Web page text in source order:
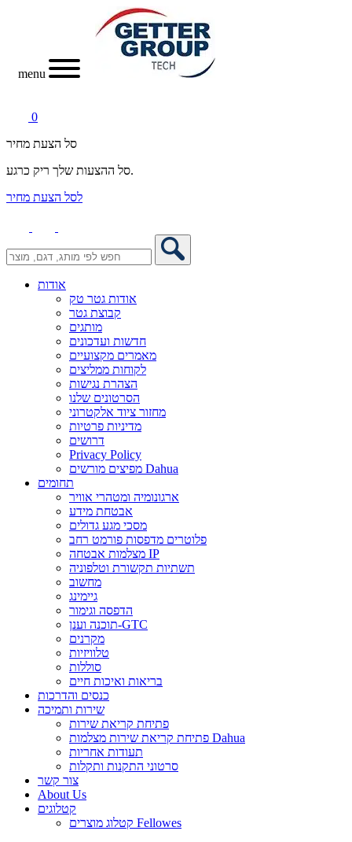
menu
0
סל הצעת מחיר
סל ההצעות שלך ריק כרגע.
לסל הצעת מחיר
אודות
אודות גטר טק
קבוצת גטר
מותגים
חדשות ועדכונים
מאמרים מקצועיים
לקוחות ממליצים
הצהרת נגישות
הסרטונים שלנו
מחזור ציוד אלקטרוני
מדיניות פרטיות
דרושים
Privacy Policy
מפיצים מורשים Dahua
תחומים
ארגונומיה ומטהרי אוויר
אבטחת מידע
מסכי מגע גדולים
פלוטרים מדפסות פורמט רחב
מצלמות אבטחה IP
תשתיות תקשורת וטלפוניה
מחשוב
גיימינג
הדפסה וגימור
תוכנה וענן-GTC
מקרנים
טלוויזיות
סוללות
בריאות ואיכות חיים
כנסים והדרכות
שירות ותמיכה
פתיחת קריאת שירות
פתיחת קריאת שירות מצלמות Dahua
תעודות אחריות
סרטוני התקנות ותקלות
צור קשר
About Us
קטלוגים
קטלוג מוצרים Fellowes